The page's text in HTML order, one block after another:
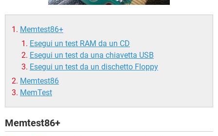
Memtest86+
Esegui un test RAM da un CD
Esegui un test da una chiavetta USB
Esegui un test da un dischetto Floppy
Memtest86
MemTest
Memtest86+